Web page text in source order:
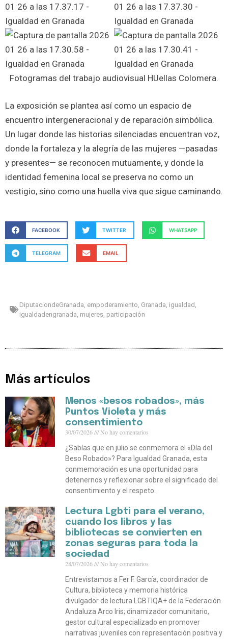
Fotogramas del trabajo audiovisual HUellas Colomera.
La exposición se plantea así como un espacio de
encuentro intergeneracional y de reparación simbólica.
Un lugar donde las historias silenciadas encuentran voz,
donde la fortaleza y la alegría de las mujeres —pasadas
y presentes— se reconocen mutuamente, y donde la
identidad femenina local se preserva no como un
vestigio, sino como una huella viva que sigue caminando.
FACEBOOK TWITTER WHATSAPP
TELEGRAM EMAIL
DiputaciondeGranada empoderamiento Granada igualdad
igualdadengranada mujeres, participación
Más artículos
Menos «besos robados», más
Puntos Violeta y más
consentimiento
30/07/2026
No hay comentarios
¿Sabías que en julio se conmemora el «Día del
Beso Robado»? Para Igualdad Granada, esta
conmemoración es una oportunidad para
detenernos y reflexionar sobre el significado del
consentimiento y el respeto.
Lectura Lgbti para el verano,
cuando los libros y las
bibliotecas se convierten en
zonas seguras para toda la
sociedad
28/07/2026
No hay comentarios
Entrevistamos a Fer F. García, coordinador de
Cultura, biblioteca y memoria histórica
divulgador de lectura LGBTIQA+ de la Federación
Andaluza Arco Iris; dinamizador comunitario,
gestor cultural especializado en promover
narrativas juveniles con representación positiva y